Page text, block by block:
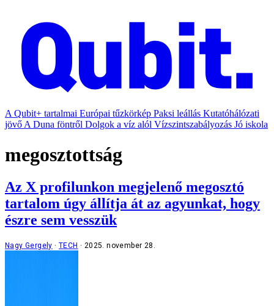
A Qubit+ tartalmai Európai tűzkörkép Paksi leállás Kutatóhálózati
jövő A Duna föntről Dolgok a víz alól Vízszintszabályozás Jó iskola
megosztottság
Az X profilunkon megjelenő megosztó
tartalom úgy állítja át az agyunkat, hogy
észre sem vesszük
Nagy Gergely TECH 2025. november 28.